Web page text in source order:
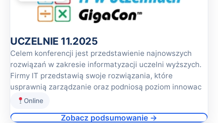
UCZELNIE 11.2025
Celem konferencji jest przedstawienie najnowszych
rozwiązań w zakresie informatyzacji uczelni wyższych.
Firmy IT przedstawią swoje rozwiązania, które
usprawnią zarządzanie oraz podniosą poziom innowac
Online
Zobacz podsumowanie →